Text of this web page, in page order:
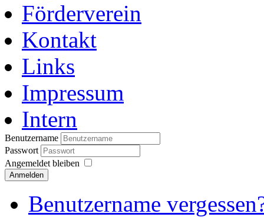
Förderverein
Kontakt
Links
Impressum
Intern
Benutzername
Passwort
Angemeldet bleiben
Anmelden
Benutzername